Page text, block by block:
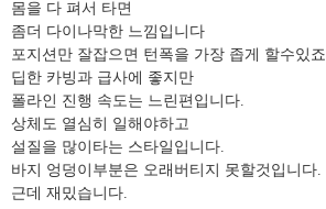
몸을 다 펴서 타면
좀더 다이나막한 느낌입니다
포지션만 잘잡으면 턴폭을 가장 좁게 할수있죠
딥한 카빙과 급사에 좋지만
폴라인 진행 속도는 느린편입니다.
상체도 열심히 일해야하고
설질을 많이타는 스타일입니다.
바지 엉덩이부분은 오래버티지 못할것입니다.
근데 재밌습니다.